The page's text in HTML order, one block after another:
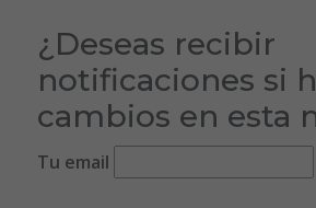
¿Deseas recibir
notificaciones si
cambios en esta
Tu email